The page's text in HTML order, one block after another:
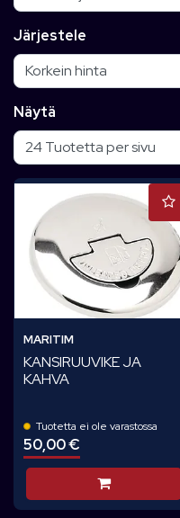
Järjestele
Näytä
MARITIM
KANSIRUUVIKE JA
KAHVA
Tuotetta ei ole varastossa
50,00 €
Lisää koriin